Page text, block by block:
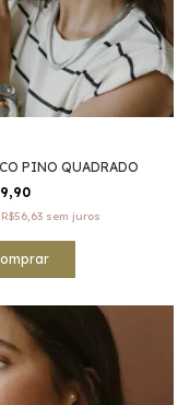
PINO QUADRADO
R$56,63 sem juros